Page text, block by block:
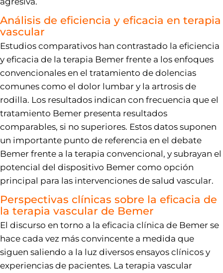
Análisis de eficiencia y eficacia en terapia
vascular
Estudios comparativos han contrastado la eficiencia
y eficacia de la terapia Bemer frente a los enfoques
convencionales en el tratamiento de dolencias
comunes como el dolor lumbar y la artrosis de
rodilla. Los resultados indican con frecuencia que el
tratamiento Bemer presenta resultados
comparables, si no superiores. Estos datos suponen
un importante punto de referencia en el debate
Bemer frente a la terapia convencional, y subrayan el
potencial del dispositivo Bemer como opción
principal para las intervenciones de salud vascular.
Perspectivas clínicas sobre la eficacia de
la terapia vascular de Bemer
El discurso en torno a la eficacia clínica de Bemer se
hace cada vez más convincente a medida que
siguen saliendo a la luz diversos ensayos clínicos y
experiencias de pacientes. La terapia vascular